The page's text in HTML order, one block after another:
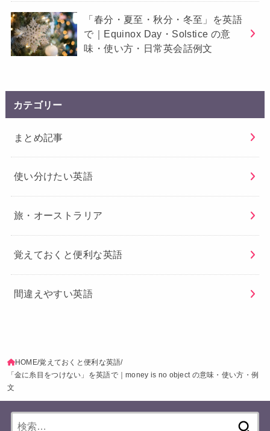
「春分・夏至・秋分・冬至」を英語
で｜Equinox Day・Solstice の意
味・使い方・日常英会話例文
カテゴリー
まとめ記事
使い分けたい英語
旅・オーストラリア
覚えておくと便利な英語
間違えやすい英語
HOME 覚えておくと便利な英語
「金に糸目をつけない」を英語で｜money is no object の意味・使い方・例
文